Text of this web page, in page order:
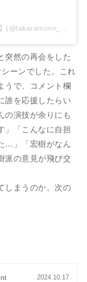
突然の再会をした
ーンでした。これ
で、
コメント欄
誰を応援したらい
の演技が余りにも
」「こんなに自担
…」「宏樹がなん
派の意見が飛び交
しまうのか。次の
2024.10.17